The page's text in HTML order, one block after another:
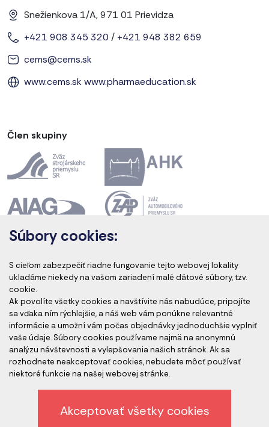
Snežienkova 1/A, 971 01 Prievidza
+421 908 345 320 / +421 948 382 659
cems@cems.sk
www.cems.skwww.pharmaeducation.sk
Člen skupiny
Akreditácia kurzov
Akreditovaní audítori
Etický kódex spoločnosti
Súbory cookies:
S cieľom zabezpečiť riadne fungovanie tejto webovej lokality
ukladáme niekedy na vašom zariadení malé dátové súbory, tzv.
cookie.
Ak povolíte všetky cookies a navštívite nás nabudúce, pripojíte
sa vďaka ním rýchlejšie, a náš web vám ponúkne relevantné
informácie a umožní vám počas objednávky jednoduchšie vyplniť
vaše údaje. Súbory cookies používame najmä na anonymnú
analýzu návštevnosti a vylepšovania našich stránok. Ak sa
rozhodnete neakceptovať cookies, nebudete môcť používať
niektoré funkcie na našej webovej stránke.
Akceptovať všetky cookies